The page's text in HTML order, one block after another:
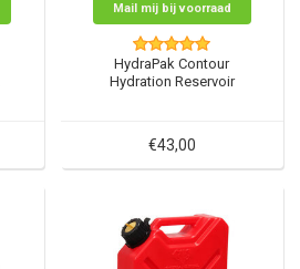
Mail mij bij voorraad
HydraPak Contour
Hydration Reservoir
€43,00